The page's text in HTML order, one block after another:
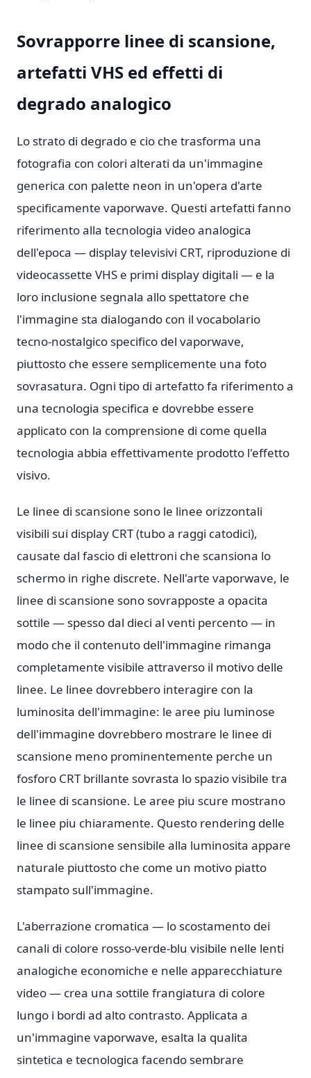
Sovrapporre linee di scansione,
artefatti VHS ed effetti di
degrado analogico
Lo strato di degrado e cio che trasforma una
fotografia con colori alterati da un'immagine
generica con palette neon in un'opera d'arte
specificamente vaporwave. Questi artefatti fanno
riferimento alla tecnologia video analogica
dell'epoca — display televisivi CRT, riproduzione di
videocassette VHS e primi display digitali — e la
loro inclusione segnala allo spettatore che
l'immagine sta dialogando con il vocabolario
tecno-nostalgico specifico del vaporwave,
piuttosto che essere semplicemente una foto
sovrasatura. Ogni tipo di artefatto fa riferimento a
una tecnologia specifica e dovrebbe essere
applicato con la comprensione di come quella
tecnologia abbia effettivamente prodotto l'effetto
visivo.
Le linee di scansione sono le linee orizzontali
visibili sui display CRT (tubo a raggi catodici),
causate dal fascio di elettroni che scansiona lo
schermo in righe discrete. Nell'arte vaporwave, le
linee di scansione sono sovrapposte a opacita
sottile — spesso dal dieci al venti percento — in
modo che il contenuto dell'immagine rimanga
completamente visibile attraverso il motivo delle
linee. Le linee dovrebbero interagire con la
luminosita dell'immagine: le aree piu luminose
dell'immagine dovrebbero mostrare le linee di
scansione meno prominentemente perche un
fosforo CRT brillante sovrasta lo spazio visibile tra
le linee di scansione. Le aree piu scure mostrano
le linee piu chiaramente. Questo rendering delle
linee di scansione sensibile alla luminosita appare
naturale piuttosto che come un motivo piatto
stampato sull'immagine.
L'aberrazione cromatica — lo scostamento dei
canali di colore rosso-verde-blu visibile nelle lenti
analogiche economiche e nelle apparecchiature
video — crea una sottile frangiatura di colore
lungo i bordi ad alto contrasto. Applicata a
un'immagine vaporwave, esalta la qualita
sintetica e tecnologica facendo sembrare